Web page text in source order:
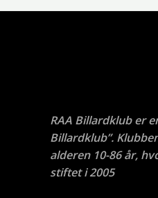
RAA Billardklub er
Billardklub”.
alderen 10-86 år,
stiftet i 2005